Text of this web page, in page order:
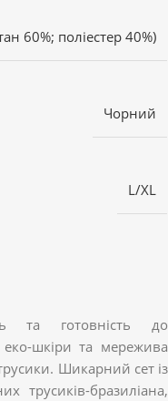
60%; поліестер 40%)
Чорний
L/XL
та готовність до
еко-шкіри та мережива
Шикарний сет із
трусиків-бразиліана,